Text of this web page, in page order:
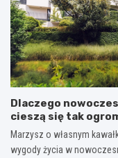
Dlaczego
cieszą się tak
Marzysz o własnym
wygody życia w